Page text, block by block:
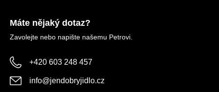
Máte nějaký dotaz?
Zavolejte nebo napište našemu Petrovi.
+420 603 248 457
info@jendobryjidlo.cz